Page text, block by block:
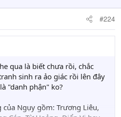
#224
qua là biết chưa rồi, chắc
sinh ra ảo giác rồi lên đây
"danh phận" ko?
Ngụy gồm: Trương Liêu,